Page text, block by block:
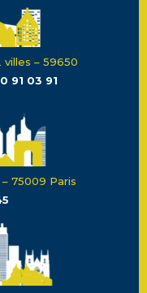
– 59650
91 03 91
75009 Paris